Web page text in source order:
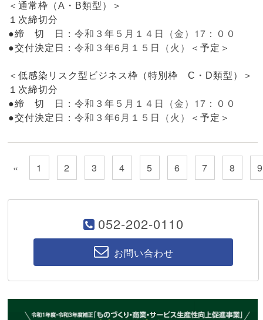
＜通常枠（A・B類型）＞
１次締切分
●締 切 日：令和３年５月１４日（金）17：００
●交付決定日：令和３年6月１５日（火） ＜予定＞
＜低感染リスク型ビジネス枠（特別枠 C・D類型）＞
１次締切分
●締 切 日：令和３年５月１４日（金）17：００
●交付決定日：令和３年6月１５日（火） ＜予定＞
« 1 2 3 4 5 6 7 8 9
052-202-0110
お問い合わせ